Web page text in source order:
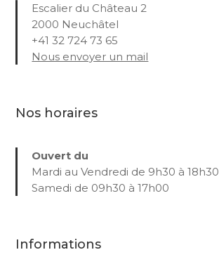
Escalier du Château 2
2000 Neuchâtel
+41 32 724 73 65
Nous envoyer un mail
Nos horaires
Ouvert du
Mardi au Vendredi de 9h30 à 18h30
Samedi de 09h30 à 17h00
Informations